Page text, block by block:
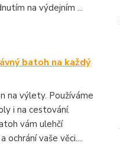
na výdejním ...
batoh na každý
na výlety. Používáme
i na cestování.
vám ulehčí
ochrání vaše věci....